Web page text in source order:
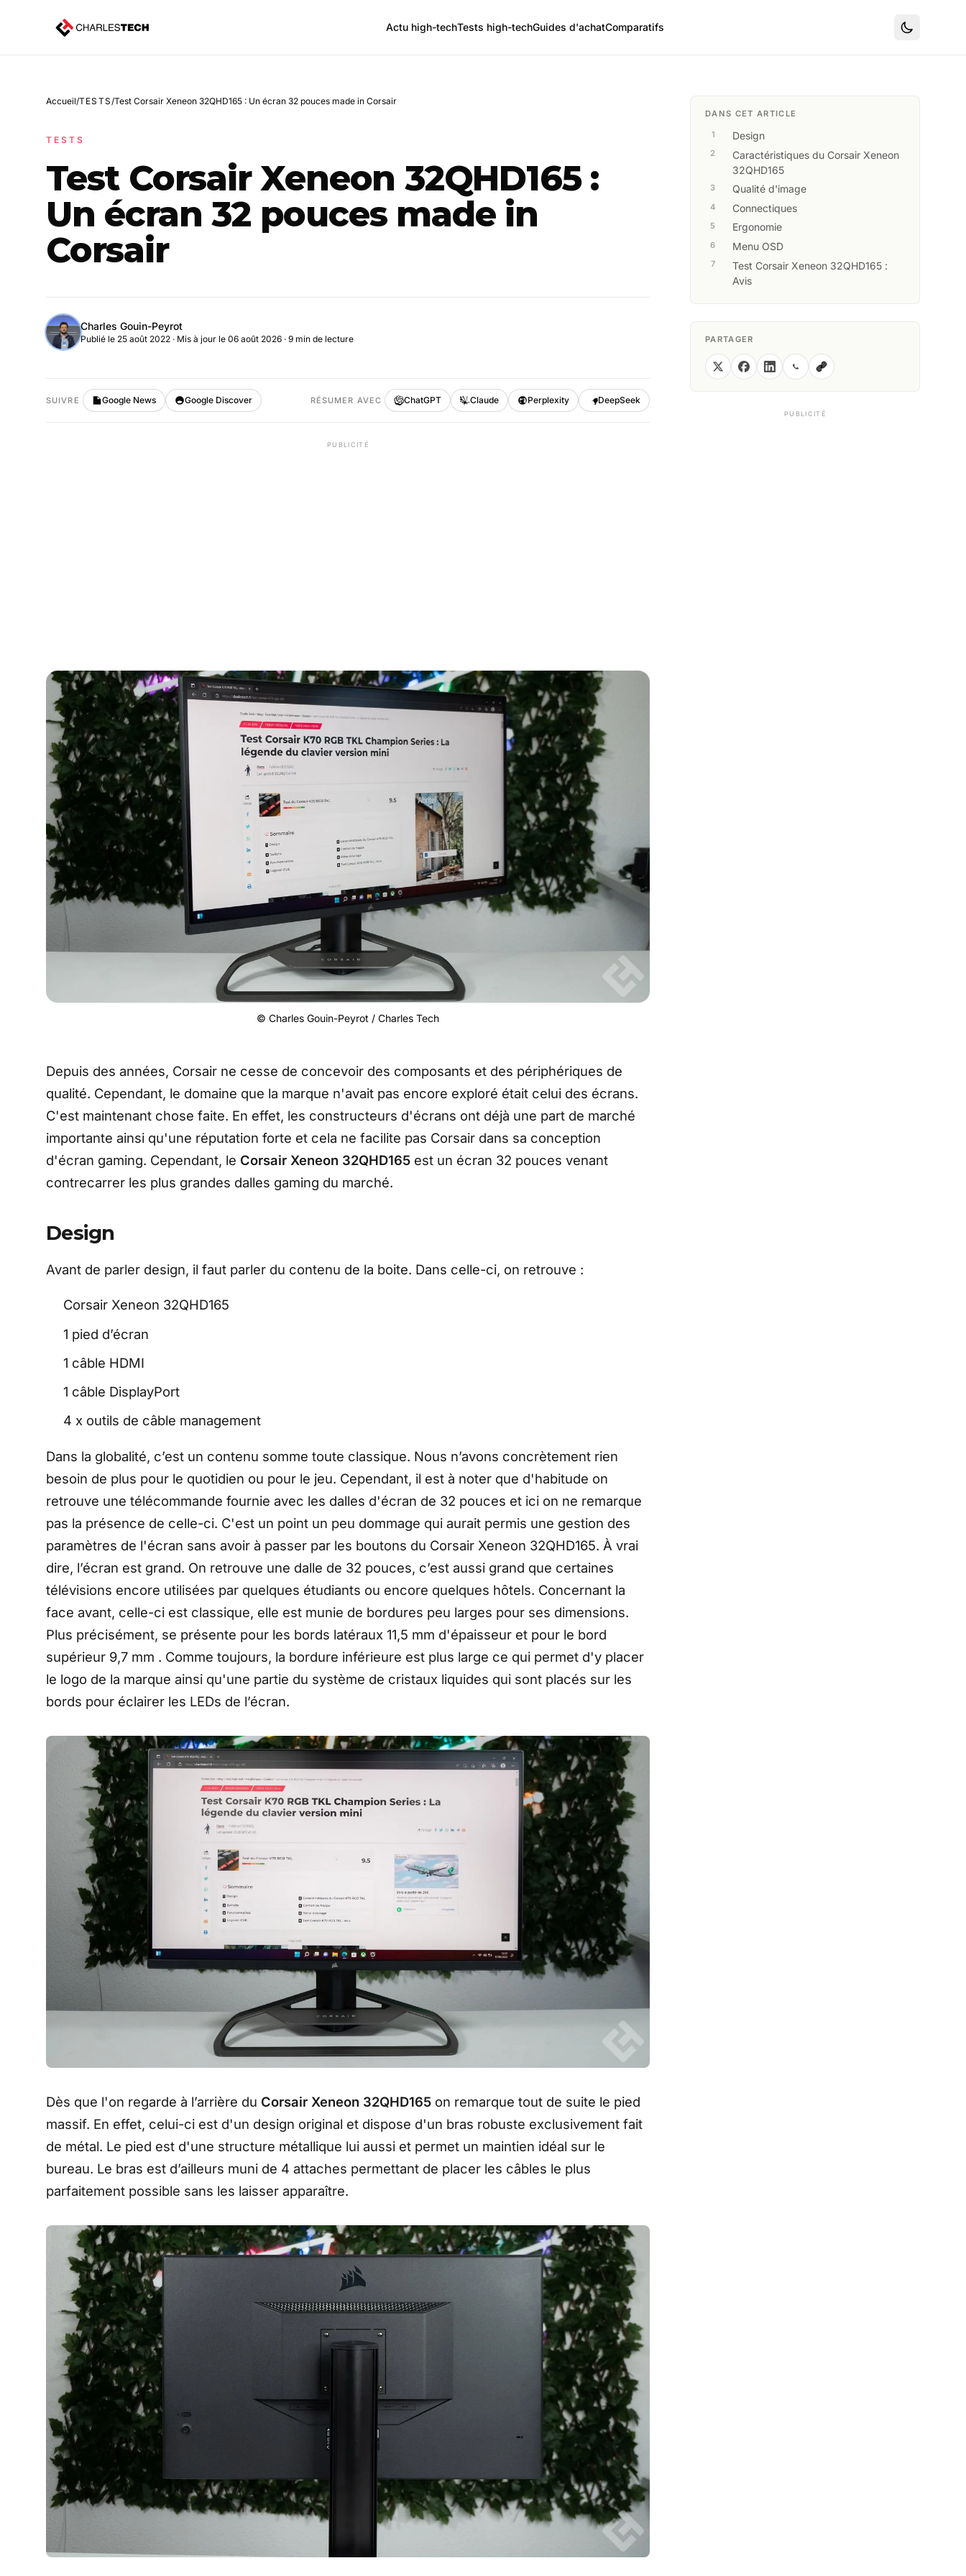
Actu high-techTests high-techGuides d'achatComparatifs
Accueil/TESTS/Test Corsair Xeneon 32QHD165 : Un écran 32 pouces made in Corsair
TESTS
Test Corsair Xeneon 32QHD165 :
Un écran 32 pouces made in
Corsair
Charles Gouin-Peyrot
Publié le 25 août 2022 · Mis à jour le 06 août 2026 · 9 min de lecture
SUIVRE Google News Google Discover RÉSUMER AVEC ChatGPT Claude Perplexity DeepSeek
PUBLICITÉ
© Charles Gouin-Peyrot / Charles Tech
Depuis des années, Corsair ne cesse de concevoir des composants et des périphériques de
qualité. Cependant, le domaine que la marque n'avait pas encore exploré était celui des écrans.
C'est maintenant chose faite. En effet, les constructeurs d'écrans ont déjà une part de marché
importante ainsi qu'une réputation forte et cela ne facilite pas Corsair dans sa conception
d'écran gaming. Cependant, le Corsair Xeneon 32QHD165 est un écran 32 pouces venant
contrecarrer les plus grandes dalles gaming du marché.
Design
Avant de parler design, il faut parler du contenu de la boite. Dans celle-ci, on retrouve :
Corsair Xeneon 32QHD165
1 pied d’écran
1 câble HDMI
1 câble DisplayPort
4 x outils de câble management
Dans la globalité, c’est un contenu somme toute classique. Nous n’avons concrètement rien
besoin de plus pour le quotidien ou pour le jeu. Cependant, il est à noter que d'habitude on
retrouve une télécommande fournie avec les dalles d'écran de 32 pouces et ici on ne remarque
pas la présence de celle-ci. C'est un point un peu dommage qui aurait permis une gestion des
paramètres de l'écran sans avoir à passer par les boutons du Corsair Xeneon 32QHD165. À vrai
dire, l’écran est grand. On retrouve une dalle de 32 pouces, c’est aussi grand que certaines
télévisions encore utilisées par quelques étudiants ou encore quelques hôtels. Concernant la
face avant, celle-ci est classique, elle est munie de bordures peu larges pour ses dimensions.
Plus précisément, se présente pour les bords latéraux 11,5 mm d'épaisseur et pour le bord
supérieur 9,7 mm . Comme toujours, la bordure inférieure est plus large ce qui permet d'y placer
le logo de la marque ainsi qu'une partie du système de cristaux liquides qui sont placés sur les
bords pour éclairer les LEDs de l’écran.
Dès que l'on regarde à l’arrière du Corsair Xeneon 32QHD165 on remarque tout de suite le pied
massif. En effet, celui-ci est d'un design original et dispose d'un bras robuste exclusivement fait
de métal. Le pied est d'une structure métallique lui aussi et permet un maintien idéal sur le
bureau. Le bras est d’ailleurs muni de 4 attaches permettant de placer les câbles le plus
parfaitement possible sans les laisser apparaître.
DANS CET ARTICLE
Design
Caractéristiques du Corsair Xeneon
32QHD165
Qualité d'image
Connectiques
Ergonomie
Menu OSD
Test Corsair Xeneon 32QHD165 :
Avis
PARTAGER
PUBLICITÉ